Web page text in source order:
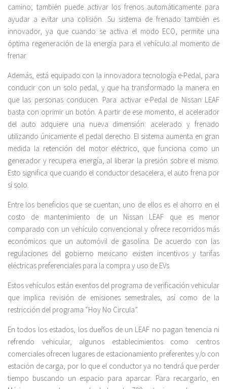
camino; también puede activar los frenos automáticamente para
ayudar a evitar una colisión. Su sistema de frenado también es
innovador, ya que cuando se activa el modo ECO, permite una
óptima regeneración de la energía para el vehículo al momento de
frenar.
Además, está equipado con la innovadora tecnología e-Pedal, para
conducir con un solo pedal, y que ha transformado la manera en
que las personas conducen. Para activar e-Pedal de Nissan LEAF
basta con oprimir un botón. A partir de ese momento, el acelerador
del auto adquiere una nueva dimensión: acelerado y frenado
utilizando únicamente el pedal derecho. El sistema aumenta en gran
medida la retención del motor eléctrico, que funciona como un
generador y recupera energía, al liberar la presión sobre el mismo.
Esto significa que cuando el conductor desacelera, el auto frena por
sí solo.
Entre los beneficios que se cuentan; uno de ellos es el ahorro en el
costo de mantenimiento de un Nissan LEAF que es menor
comparado con un vehículo convencional y ofrece recorridos más
económicos que un automóvil de gasolina. De acuerdo con las
regulaciones del gobierno mexicano existen incentivos y tarifas
eléctricas preferenciales para la compra y uso de EVs.
Estos vehículos están exentos del programa de verificación vehicular
que implica revisión de emisiones semestrales, así como de la
restricción del programa “Hoy No Circula”.
En todos los estados, los dueños de un LEAF no pagan tenencia ni
refrendo vehicular, algunos establecimientos como centros
comerciales ofrecen lugares de estacionamiento preferentes y/o con
estación de carga, por lo que el conductor ya no tendrá que perder
tiempo buscando un espacio para aparcar. Para recargarlo, en